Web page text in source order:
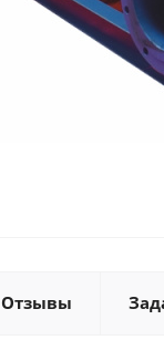
Отзывы